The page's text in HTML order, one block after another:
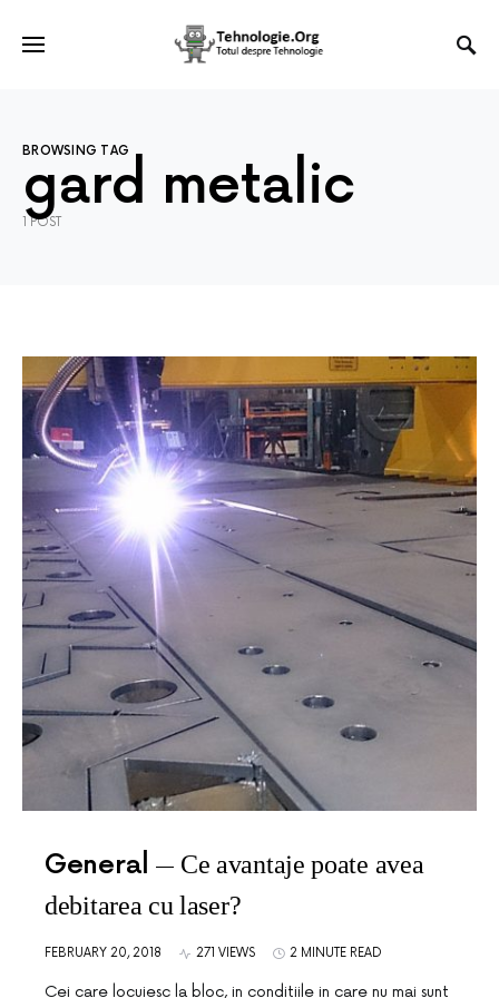
BROWSING TAG
gard metalic
1 POST
General
Ce avantaje poate avea
debitarea cu laser?
FEBRUARY 20, 2018 271 VIEWS 2 MINUTE READ
Cei care locuiesc la bloc, in conditiile in care nu mai sunt